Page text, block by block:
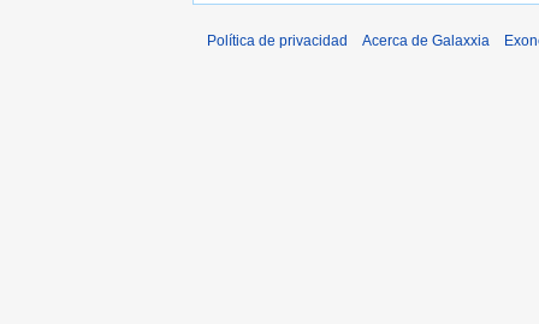
Política de privacidad Acerca de Galaxxia